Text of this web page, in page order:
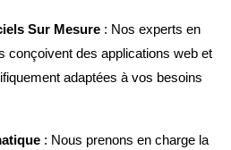
Sur Mesure : Nos experts en
conçoivent des applications web et
adaptées à vos besoins
: Nous prenons en charge la